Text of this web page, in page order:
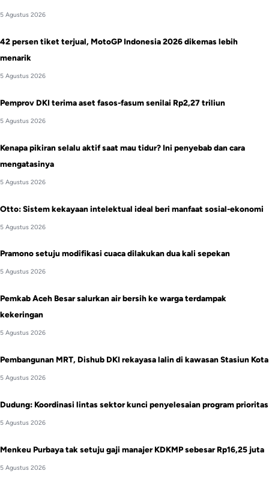
5 Agustus 2026
42 persen tiket terjual, MotoGP Indonesia 2026 dikemas lebih
menarik
5 Agustus 2026
Pemprov DKI terima aset fasos-fasum senilai Rp2,27 triliun
5 Agustus 2026
Kenapa pikiran selalu aktif saat mau tidur? Ini penyebab dan cara
mengatasinya
5 Agustus 2026
Otto: Sistem kekayaan intelektual ideal beri manfaat sosial-ekonomi
5 Agustus 2026
Pramono setuju modifikasi cuaca dilakukan dua kali sepekan
5 Agustus 2026
Pemkab Aceh Besar salurkan air bersih ke warga terdampak
kekeringan
5 Agustus 2026
Pembangunan MRT, Dishub DKI rekayasa lalin di kawasan Stasiun Kota
5 Agustus 2026
Dudung: Koordinasi lintas sektor kunci penyelesaian program prioritas
5 Agustus 2026
Menkeu Purbaya tak setuju gaji manajer KDKMP sebesar Rp16,25 juta
5 Agustus 2026